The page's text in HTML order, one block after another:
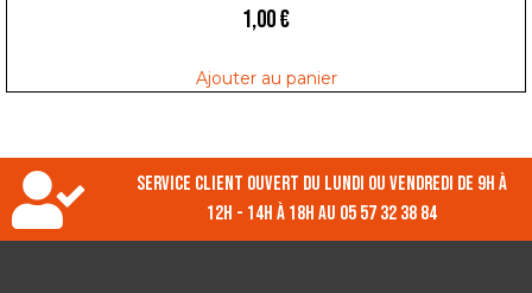
1,00€
Ajouter au panier
Service client ouvert du lundi ou vendredi de 9h à
12h - 14h à 18h au 05 57 32 38 84